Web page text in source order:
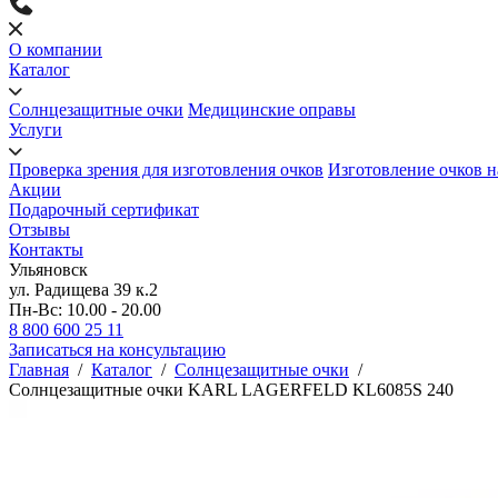
О компании
Каталог
Солнцезащитные очки Медицинские оправы
Услуги
Проверка зрения для изготовления очков Изготовление очков
Акции
Подарочный сертификат
Отзывы
Контакты
Ульяновск
ул. Радищева 39 к.2
Пн-Вс: 10.00 - 20.00
8 800 600 25 11
Записаться на консультацию
Главная / Каталог / Солнцезащитные очки /
Солнцезащитные очки KARL LAGERFELD KL6085S 240